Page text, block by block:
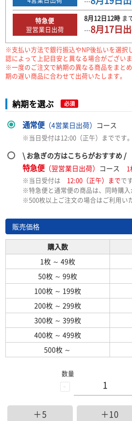
特急便
翌営業日出荷
8月12日12時ま
…8月17日
※支払い方法で銀行振込やNP後払いを選択
認によって上記目安と異なる場合がございま
※一度のご注文で納期の異なる商品をまと
期の遅い商品に合わせて出荷いたします。
納期を選ぶ 必須
通常便（4営業日出荷） コース
※当日受付は12:00（正午）までです。
\ お急ぎの方はこちらがおすすめ /
特急便（翌営業日出荷） コース
※当日受付は 12:00（正午）までで
※特急便と通常便の商品は、同時購入
※500枚以上ご注文の場合はご利用い
販売価格
購入数
1枚 ～ 49枚
50枚 ～ 99枚
100枚 ～ 199枚
200枚 ～ 299枚
300枚 ～ 399枚
400枚 ～ 499枚
500枚 ～
-
数量
＋5 ＋10